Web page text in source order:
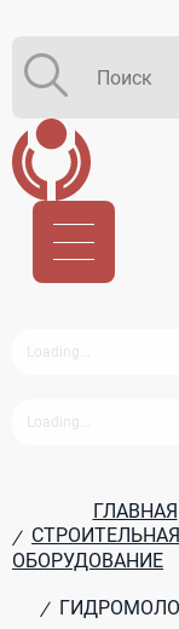
ГЛАВНАЯ
/
ОБОРУДОВАНИЕ
/